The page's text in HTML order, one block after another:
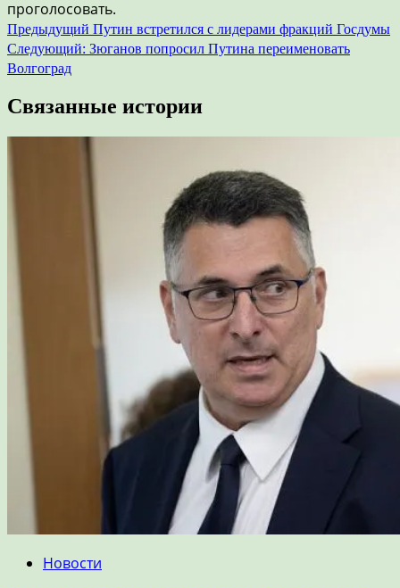
проголосовать.
Навигация
по
записям
Предыдущий Путин встретился с лидерами фракций Госдумы
Следующий: Зюганов попросил Путина переименовать
Волгоград
Связанные истории
Новости